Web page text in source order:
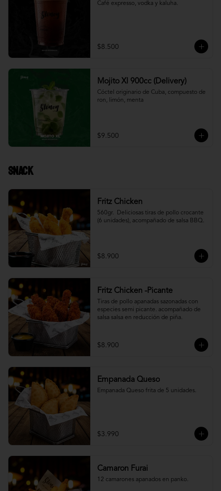
Café expresso, vodka y kaluha.
$8.500
Mojito Xl 900cc (Delivery)
Cóctel originario de Cuba, compuesto de
ron, limón, menta
$9.500
Snack
Fritz Chicken
560gr.  Deliciosas tiras de pollo crocante
(6 unidades), acompañado de salsa BBQ.
$8.900
Fritz Chicken -Picante
Tiras de pollo apanadas sazonadas con
especies semi picante. acompañado de
salsa salsa en reducción de piña.
$8.900
Empanada Queso
Empanada Queso frita de 5 unidades.
$3.990
Camaron Furai
12 camarones apanados en panko.